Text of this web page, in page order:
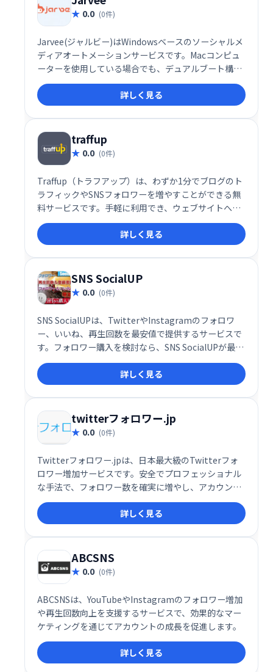
0.0 (0件)
Jarvee(ジャルビー)はWindowsベースのソーシャルメ
ディアオートメーションサービスです。Macコンピュ
ーターを使用している場合でも、デュアルブート構成
を選択するか、WindowsベースのVPNで操作すれば、
ソフトウェアを使用できます。
詳しく見る
traffup
0.0 (0件)
Traffup（トラフアップ）は、わずか1分でブログのト
ラフィックやSNSフォロワーを増やすことができる無
料サービスです。手軽に利用でき、ウェブサイトへの
アクセス数やSNSのエンゲージメント向上を支援しま
す。ブログ運営者やSNSアカウント保有者にとって、
集客促進に役立つ強力なツールです。
詳しく見る
SNS SocialUP
0.0 (0件)
SNS SocialUPは、TwitterやInstagramのフォロワ
ー、いいね、再生回数を最安値で提供するサービスで
す。フォロワー購入を検討なら、SNS SocialUPが最適
です。システム納品による迅速な提供で、あなたの
SNSアカウントを効果的に成長させます。手軽に利用
できるサービスで、費用対効果の高い運用をサポート
します。
詳しく見る
twitterフォロワー.jp
0.0 (0件)
Twitterフォロワー.jpは、日本最大級のTwitterフォ
ロワー増加サービスです。安全でプロフェッショナル
な手法で、フォロワー数を確実に増やし、アカウント
の認知度向上をサポートします。安心してご利用いた
だけるサービスなので、Twitter運用でお困りの方は
ぜひ一度お試しください。
詳しく見る
ABCSNS
0.0 (0件)
ABCSNSは、YouTubeやInstagramのフォロワー増加
や再生回数向上を支援するサービスで、効果的なマー
ケティングを通じてアカウントの成長を促進します。
詳しく見る